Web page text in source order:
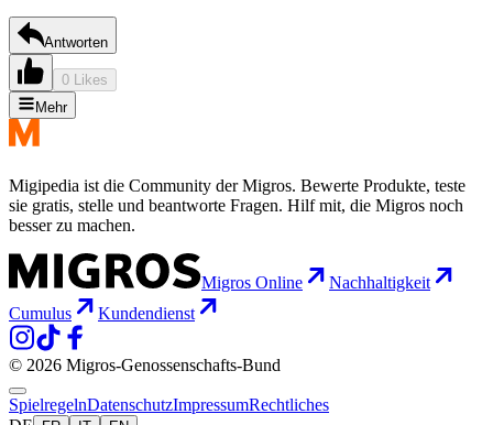
Antworten
0 Likes
Mehr
Migipedia ist die Community der Migros. Bewerte Produkte, teste
sie gratis, stelle und beantworte Fragen. Hilf mit, die Migros noch
besser zu machen.
Migros Online
Nachhaltigkeit
Cumulus
Kundendienst
© 2026 Migros-Genossenschafts-Bund
SpielregelnDatenschutzImpressumRechtliches